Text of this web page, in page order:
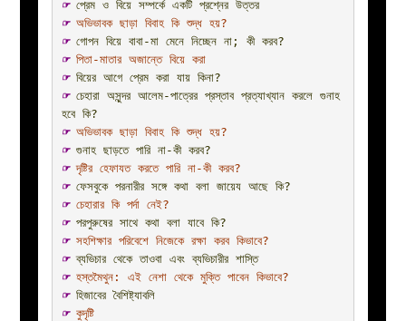
☞ প্রেম ও বিয়ে সম্পর্কে একটি প্রশ্নের উত্তর
☞ অভিভাবক ছাড়া বিবাহ কি শুদ্ধ হয়?
☞ গোপন বিয়ে বাবা-মা মেনে নিচ্ছেন না; কী করব?
☞ পিতা-মাতার অজান্তে বিয়ে করা
☞ বিয়ের আগে প্রেম করা যায় কিনা?
☞ চেহারা অসুন্দর আলেম-পাত্রের প্রস্তাব প্রত্যাখ্যান করলে গুনাহ
হবে কি?
☞ অভিভাবক ছাড়া বিবাহ কি শুদ্ধ হয়?
☞ গুনাহ ছাড়তে পারি না-কী করব?
☞ দৃষ্টির হেফাযত করতে পারি না-কী করব?
☞ ফেসবুকে পরনারীর সঙ্গে কথা বলা জায়েয আছে কি?
☞ চেহারার কি পর্দা নেই?
☞ পরপুরুষের সাথে কথা বলা যাবে কি?
☞ সহশিক্ষার পরিবেশে নিজেকে রক্ষা করব কিভাবে?
☞ ব্যভিচার থেকে তাওবা এবং ব্যভিচারীর শাস্তি
☞ হস্তমৈথুন: এই নেশা থেকে মুক্তি পাবেন কিভাবে?
☞ হিজাবের বৈশিষ্ট্যাবলি
☞ কুদৃষ্টি